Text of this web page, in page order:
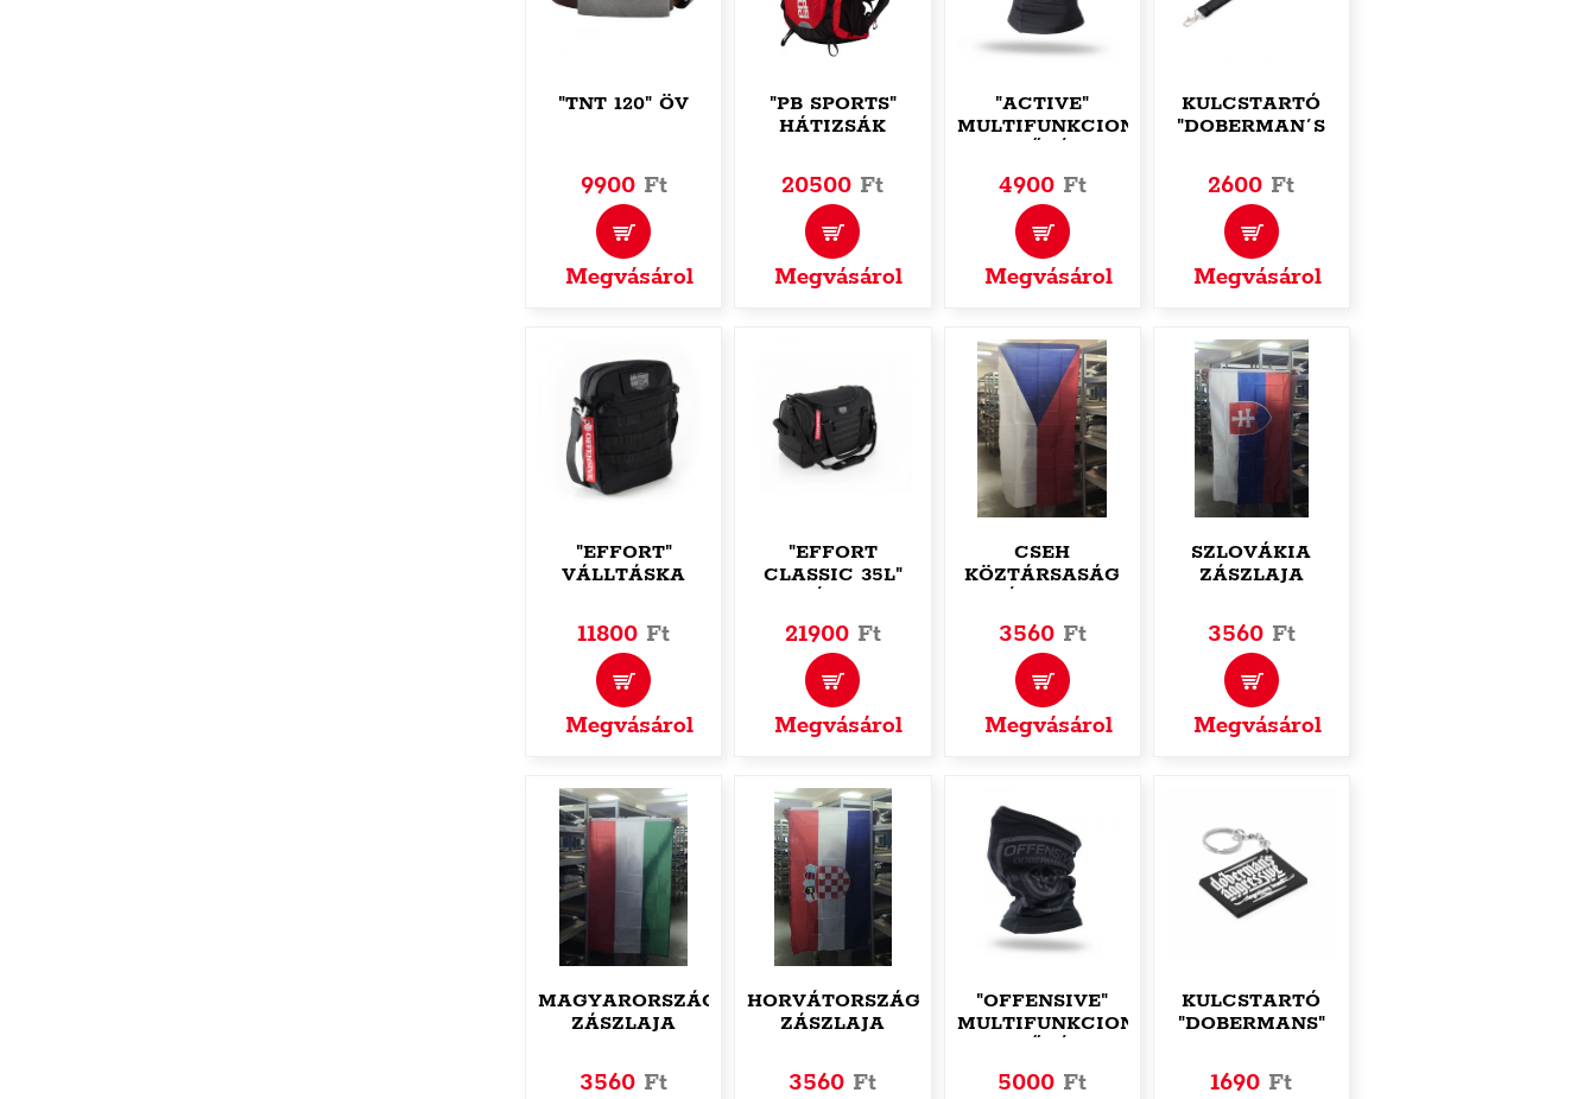
"TNT 120" ÖV
9900 Ft
Megvásárol
"PB SPORTS"
HÁTIZSÁK
20500 Ft
Megvásárol
"ACTIVE"
MULTIFUNKCIONÁLIS
4900 Ft
Megvásárol
KULCSTARTÓ
"DOBERMAN´S
2600 Ft
Megvásárol
"EFFORT"
VÁLLTÁSKA
11800 Ft
Megvásárol
"EFFORT
CLASSIC 35L"
21900 Ft
Megvásárol
CSEH
KÖZTÁRSASÁG
3560 Ft
Megvásárol
SZLOVÁKIA
ZÁSZLAJA
3560 Ft
Megvásárol
MAGYARORSZÁG
ZÁSZLAJA
3560 Ft
HORVÁTORSZÁG
ZÁSZLAJA
3560 Ft
"OFFENSIVE"
MULTIFUNKCIONÁLIS
5000 Ft
KULCSTARTÓ
"DOBERMANS"
1690 Ft